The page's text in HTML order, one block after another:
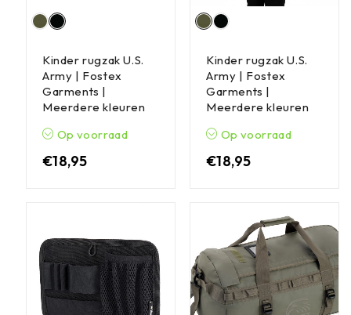
Kinder rugzak U.S.
Army | Fostex
Garments |
Meerdere kleuren
Op voorraad
€18,95
Kinder rugzak U.S.
Army | Fostex
Garments |
Meerdere kleuren
Op voorraad
€18,95